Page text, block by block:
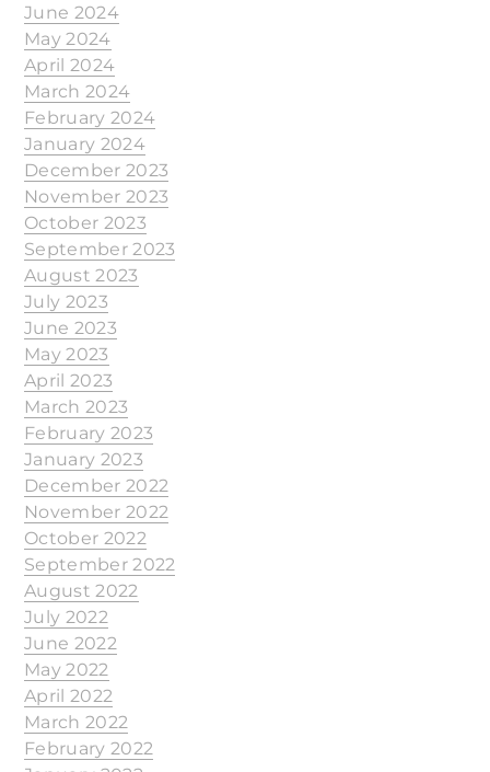
June 2024
May 2024
April 2024
March 2024
February 2024
January 2024
December 2023
November 2023
October 2023
September 2023
August 2023
July 2023
June 2023
May 2023
April 2023
March 2023
February 2023
January 2023
December 2022
November 2022
October 2022
September 2022
August 2022
July 2022
June 2022
May 2022
April 2022
March 2022
February 2022